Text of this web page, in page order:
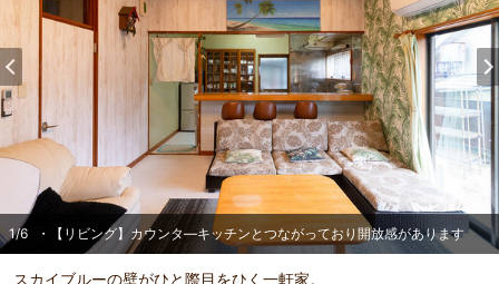
1/6 ・【リビング】カウンタ―キッチンとつながっており開放感があります
スカイブルーの壁がひと際目をひく一軒家。